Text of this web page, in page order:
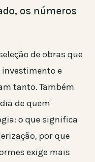
os números
de obras que
e
tanto. Também
de quem
o que significa
por que
exige mais